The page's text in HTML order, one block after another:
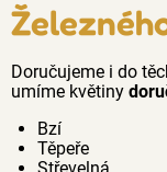
Doručujeme i do
umíme květiny
Bzí
Těpeře